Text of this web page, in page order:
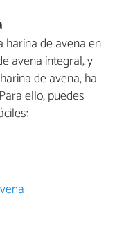
harina de avena en
avena integral, y
de avena, ha
ello, puedes